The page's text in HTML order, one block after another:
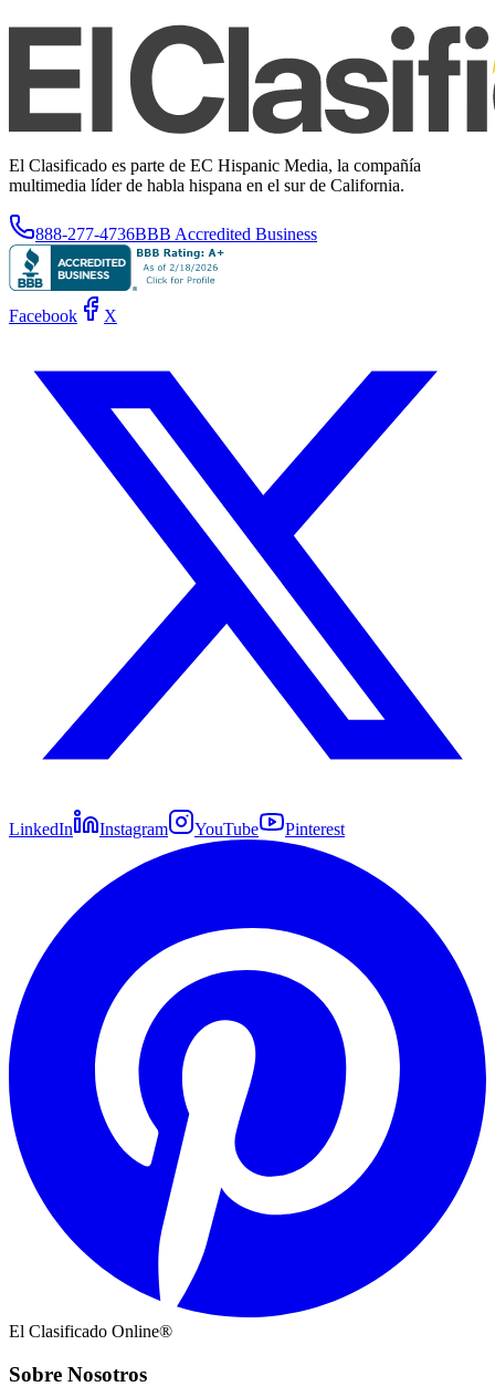
El Clasificado es parte de EC Hispanic Media, la compañía
multimedia líder de habla hispana en el sur de California.
888-277-4736BBB Accredited Business
Facebook X
LinkedIn Instagram YouTube Pinterest
El Clasificado Online®
Sobre Nosotros